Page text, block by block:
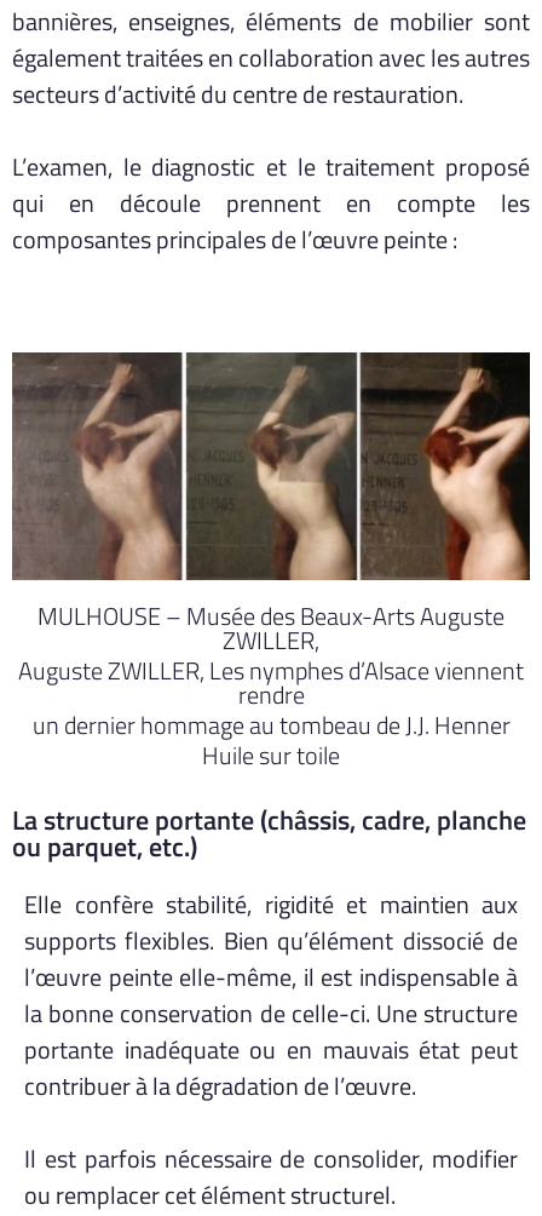
bannières, enseignes, éléments de mobilier sont
également traitées en collaboration avec les autres
secteurs d’activité du centre de restauration.
L’examen, le diagnostic et le traitement proposé
qui en découle prennent en compte les
composantes principales de l’œuvre peinte :
MULHOUSE – Musée des Beaux-Arts Auguste
ZWILLER,
Auguste ZWILLER, Les nymphes d’Alsace viennent
rendre
un dernier hommage au tombeau de J.J. Henner
Huile sur toile
La structure portante (châssis, cadre, planche
ou parquet, etc.)
Elle confère stabilité, rigidité et maintien aux
supports flexibles. Bien qu’élément dissocié de
l’œuvre peinte elle-même, il est indispensable à
la bonne conservation de celle-ci. Une structure
portante inadéquate ou en mauvais état peut
contribuer à la dégradation de l’œuvre.
Il est parfois nécessaire de consolider, modifier
ou remplacer cet élément structurel.